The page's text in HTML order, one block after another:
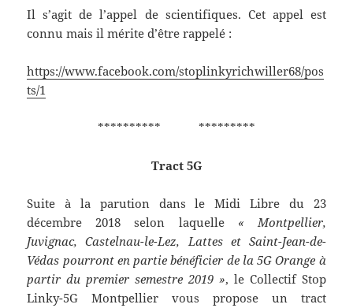
Il s’agit de l’appel de scientifiques. Cet appel est
connu mais il mérite d’être rappelé :
https://www.facebook.com/stoplinkyrichwiller68/pos
ts/1
********** *********
Tract 5G
Suite à la parution dans le Midi Libre du 23
décembre 2018 selon laquelle « Montpellier,
Juvignac, Castelnau-le-Lez, Lattes et Saint-Jean-de-
Védas pourront en partie bénéficier de la 5G Orange à
partir du premier semestre 2019 », le Collectif Stop
Linky-5G Montpellier vous propose un tract